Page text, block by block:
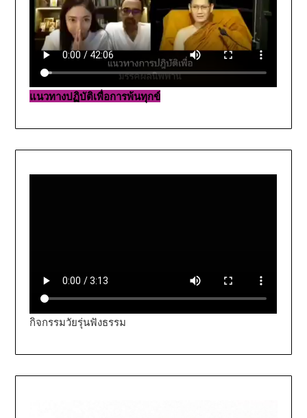
แนวทางปฏิบัติเพื่อการพ้นทุกข์
กิจกรรมวัยรุ่นฟังธรรม